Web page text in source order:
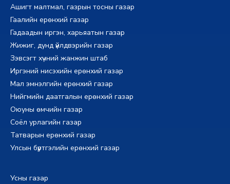
Ашигт малтмал, газрын тосны газар
Гаалийн ерөнхий газар
Гадаадын иргэн, харьяатын газар
Жижиг, дунд үйлдвэрийн газар
Зэвсэгт хүчний жанжин штаб
Иргэний нисэхийн ерөнхий газар
Мал эмнэлгийн ерөнхий газар
Нийгмийн даатгалын ерөнхий газар
Оюуны өмчийн газар
Соёл урлагийн газар
Татварын ерөнхий газар
Улсын бүртгэлийн ерөнхий газар
Усны газар